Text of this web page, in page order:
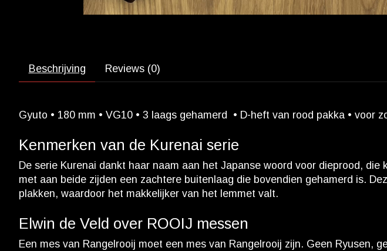
Beschrijving Reviews (0)
Gyuto • 180 mm • VG10 • 3 laags gehamerd • D-heft van rood pakka • voor
Kenmerken van de Kurenai serie
De serie Kurenai dankt haar naam aan het Japanse woord voor dieprood,
met aan beide zijden een zachtere buitenlaag die bovendien gehamerd is.
plakken, waardoor het makkelijker van het lemmet valt.
Elwin de Veld over ROOIJ messen
Een mes van Rangelrooij moet een mes van Rangelrooij zijn. Geen Ryusen,